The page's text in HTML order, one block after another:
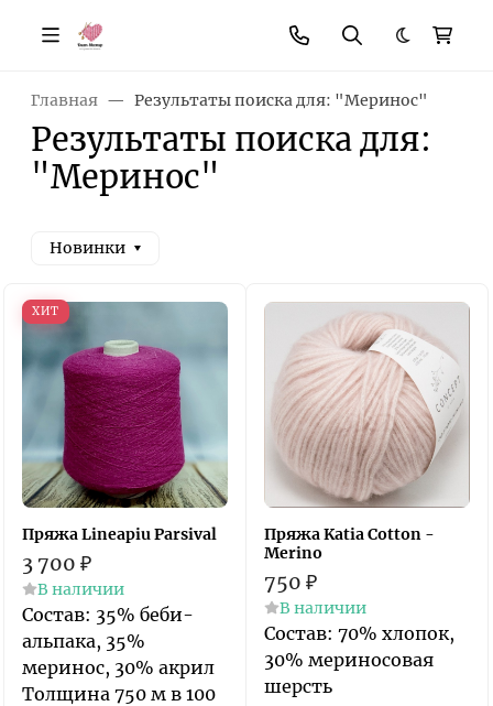
Темная
Главная Результаты поиска для: "Меринос"
Результаты поиска для:
"Меринос"
Новинки
ХИТ
Пряжа Lineapiu Parsival
3 700 ₽
В наличии
Состав: 35% беби-
альпака, 35%
меринос, 30% акрил
Толщина 750 м в 100
Пряжа Katia Cotton -
Merino
750 ₽
В наличии
Состав: 70% хлопок,
30% мериносовая
шерсть